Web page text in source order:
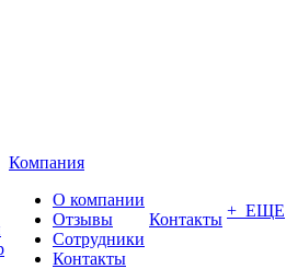
Компания
О компании
Отзывы
Сотрудники
Контакты
Контакты + ЕЩЕ